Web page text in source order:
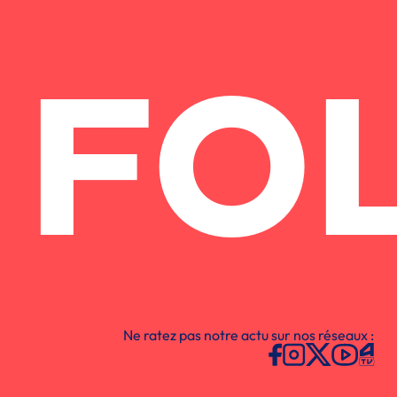
Ne ratez pas notre actu sur nos réseaux :